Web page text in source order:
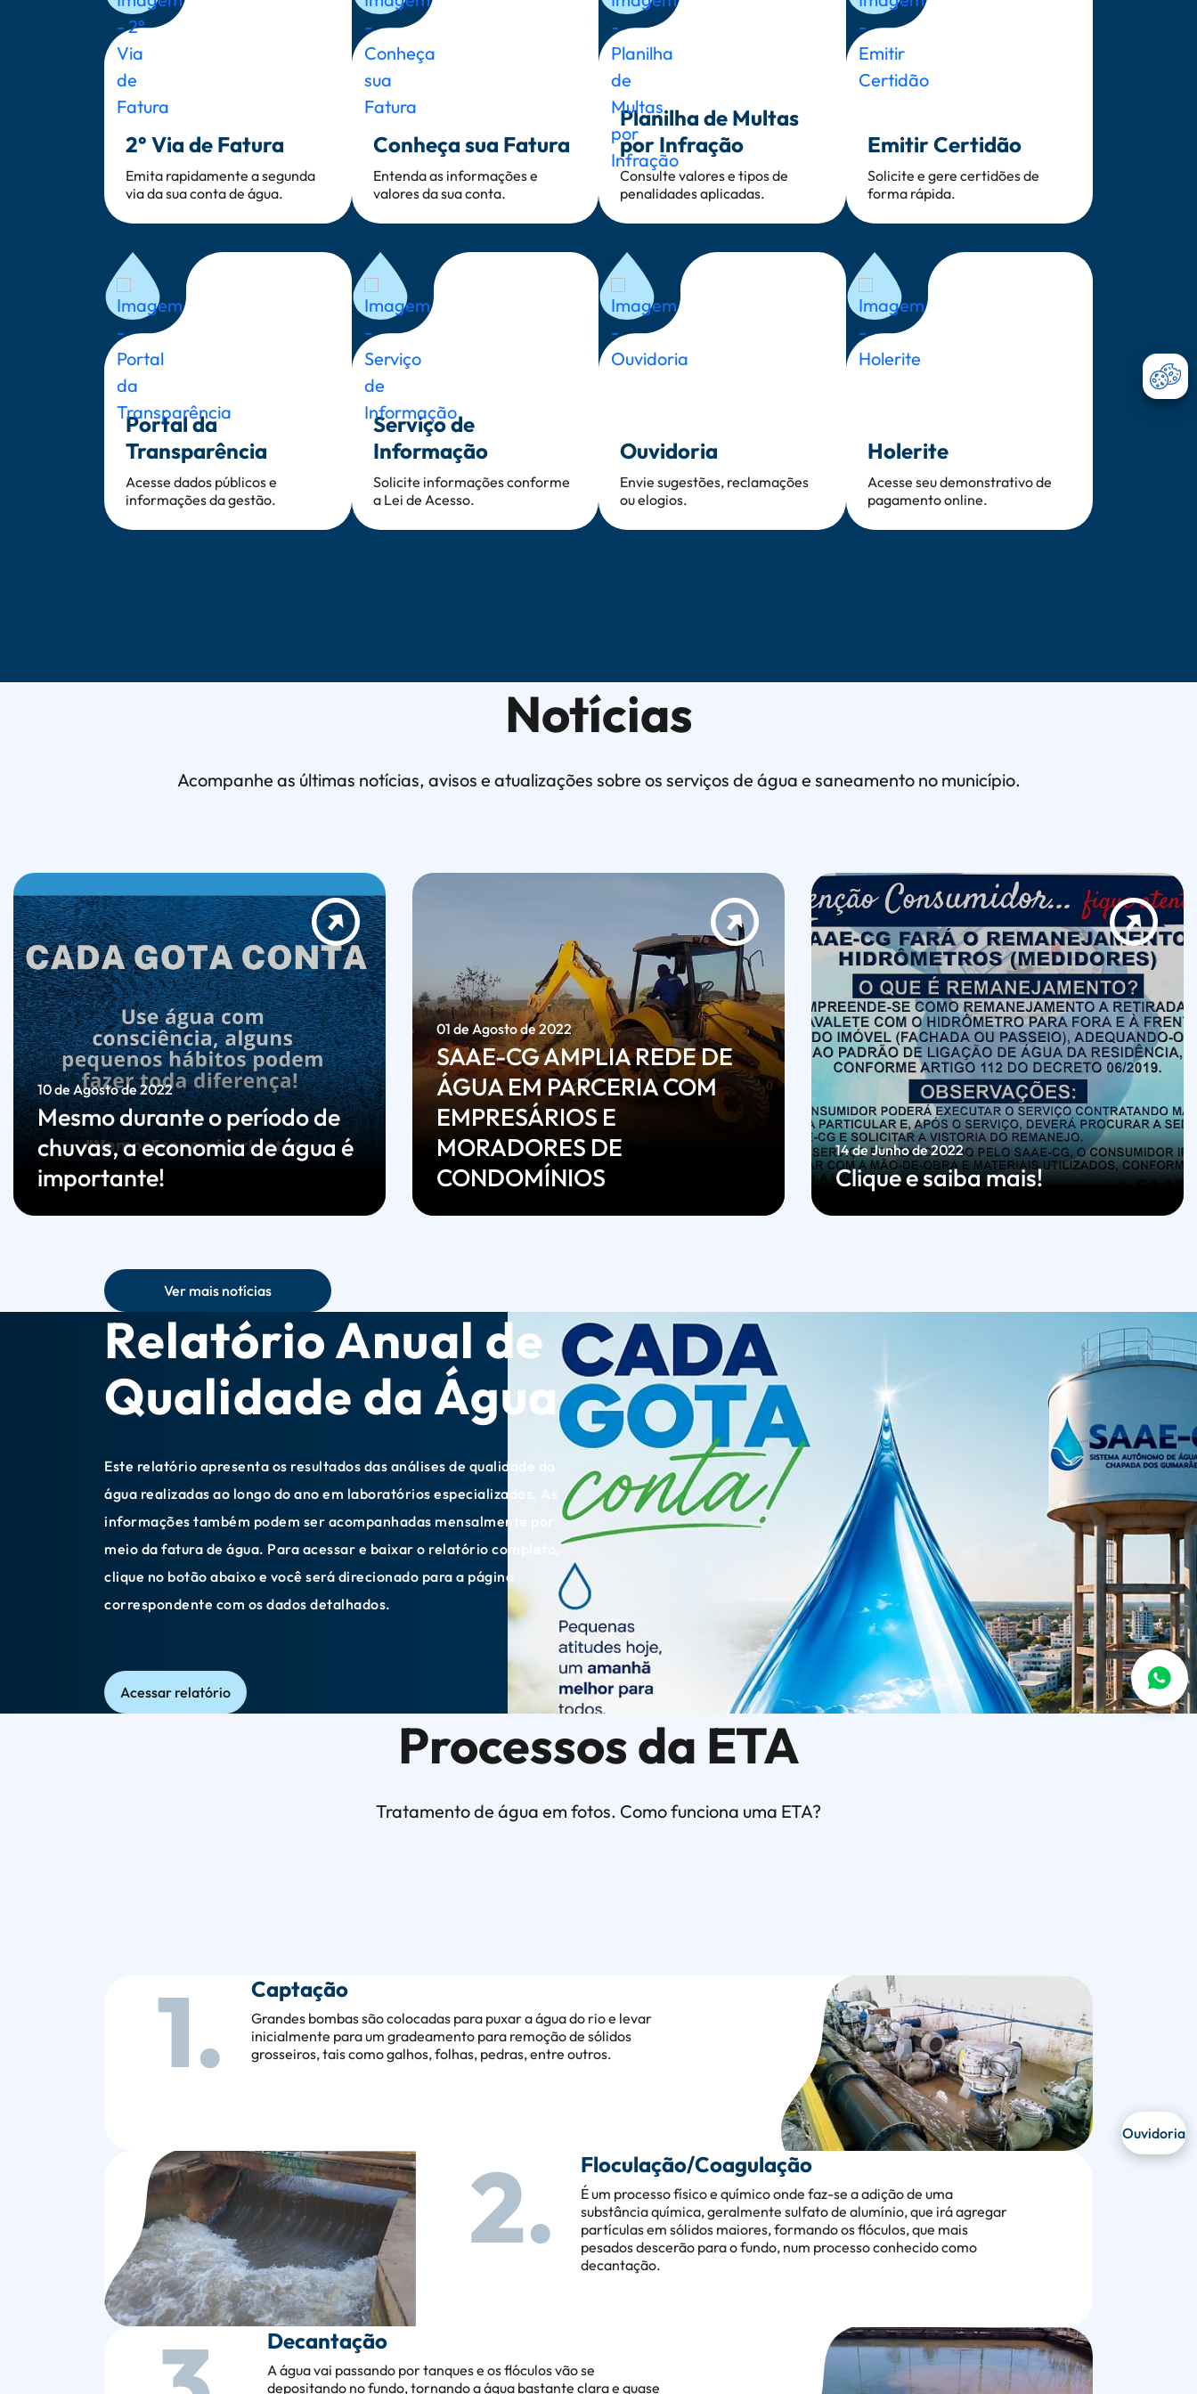
2° Via de Fatura
Emita rapidamente a segunda
via da sua conta de água.
Conheça sua Fatura
Entenda as informações e
valores da sua conta.
Planilha de Multas
por Infração
Consulte valores e tipos de
penalidades aplicadas.
Emitir Certidão
Solicite e gere certidões de
forma rápida.
Portal da
Transparência
Acesse dados públicos e
informações da gestão.
Serviço de
Informação
Solicite informações conforme
a Lei de Acesso.
Ouvidoria
Envie sugestões, reclamações
ou elogios.
Holerite
Acesse seu demonstrativo de
pagamento online.
Notícias
Acompanhe as últimas notícias, avisos e atualizações sobre os serviços de água e saneamento no município.
10 de Agosto de 2022
Mesmo durante o período de
chuvas, a economia de água é
importante!
01 de Agosto de 2022
SAAE-CG AMPLIA REDE DE
ÁGUA EM PARCERIA COM
EMPRESÁRIOS E
MORADORES DE
CONDOMÍNIOS
14 de Junho de 2022
Clique e saiba mais!
Ver mais notícias
Seção - Relatório Anual de Qualidade da Água
Relatório Anual de
Qualidade da Água
Este relatório apresenta os resultados das análises de qualidade da
água realizadas ao longo do ano em laboratórios especializados. As
informações também podem ser acompanhadas mensalmente por
meio da fatura de água. Para acessar e baixar o relatório completo,
clique no botão abaixo e você será direcionado para a página
correspondente com os dados detalhados.
Acessar relatório
Processos da ETA
Tratamento de água em fotos. Como funciona uma ETA?
1. Captação
Grandes bombas são colocadas para puxar a água do rio e levar
inicialmente para um gradeamento para remoção de sólidos
grosseiros, tais como galhos, folhas, pedras, entre outros.
2. Floculação/Coagulação
É um processo físico e químico onde faz-se a adição de uma
substância química, geralmente sulfato de alumínio, que irá agregar
partículas em sólidos maiores, formando os flóculos, que mais
pesados descerão para o fundo, num processo conhecido como
decantação.
Decantação
A água vai passando por tanques e os flóculos vão se
depositando no fundo, tornando a água bastante clara e quase
Ouvidoria